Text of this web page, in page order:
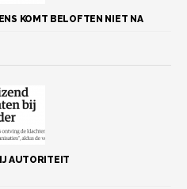
KOMT BELOFTEN NIET NA
AUTORITEIT